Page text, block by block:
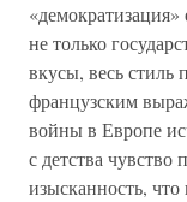
не только
вкусы, весь стиль
французским
войны в Европе
с детства чувство
изысканность, что